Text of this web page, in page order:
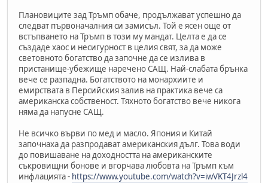
Плановиците зад Тръмп обаче, продължават успешно да
следват първоначалния си замисъл. Той е ясен още от
встъпването на Тръмп в този му мандат. Целта е да се
създаде хаос и несигурност в целия свят, за да може
световното богатство да започне да се излива в
пристанище-убежище наречено САЩ. Най-слабата брънка
вече се разпадна. Богатството на монархиите и
емирствата в Персийския залив на практика вече са
американска собственост. Тяхното богатство вече никога
няма да напусне САЩ.
Не всичко върви по мед и масло. Япония и Китай
започнаха да разпродават американския дълг. Това води
до повишаване на доходността на американските
съкровищни бонове и вгорчава любовта на Тръмп към
инфлацията - https://www.youtube.com/watch?v=iwVKT4Jrzl4